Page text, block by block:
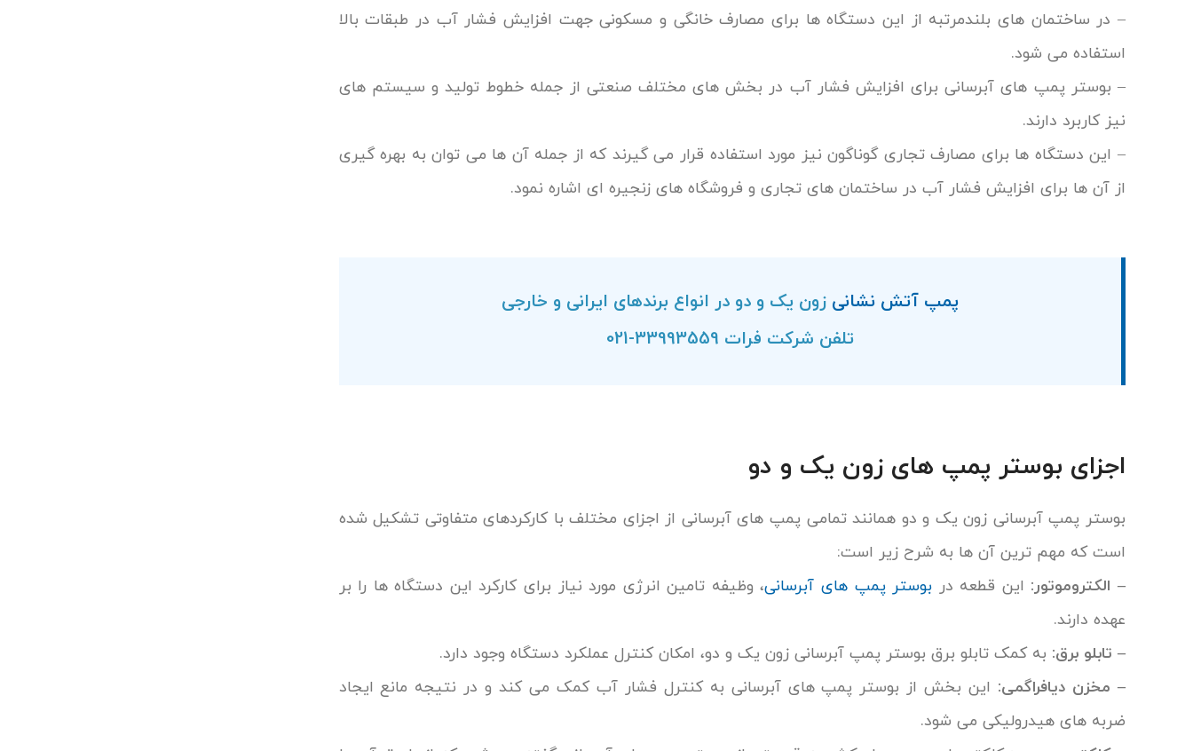
– در ساختمان های بلندمرتبه از این دستگاه ها برای مصارف خانگی و مسکونی جهت افزایش فشار آب در طبقات بالا
استفاده می شود.
– بوستر پمپ های آبرسانی برای افزایش فشار آب در بخش های مختلف صنعتی از جمله خطوط تولید و سیستم های
نیز کاربرد دارند.
– این دستگاه ها برای مصارف تجاری گوناگون نیز مورد استفاده قرار می گیرند که از جمله آن ها می توان به بهره گیری
از آن ها برای افزایش فشار آب در ساختمان های تجاری و فروشگاه های زنجیره ای اشاره نمود.
پمپ آتش نشانی زون یک و دو در انواع برندهای ایرانی و خارجی
تلفن شرکت فرات 33993559-021
اجزای بوستر پمپ های زون یک و دو
بوستر پمپ آبرسانی زون یک و دو همانند تمامی پمپ های آبرسانی از اجزای مختلف با کارکردهای متفاوتی تشکیل شده
است که مهم ترین آن ها به شرح زیر است:
– الکتروموتور: این قطعه در بوستر پمپ های آبرسانی، وظیفه تامین انرژی مورد نیاز برای کارکرد این دستگاه ها را بر
عهده دارند.
– تابلو برق: به کمک تابلو برق بوستر پمپ آبرسانی زون یک و دو، امکان کنترل عملکرد دستگاه وجود دارد.
– مخزن دیافراگمی: این بخش از بوستر پمپ های آبرسانی به کنترل فشار آب کمک می کند و در نتیجه مانع ایجاد
ضربه های هیدرولیکی می شود.